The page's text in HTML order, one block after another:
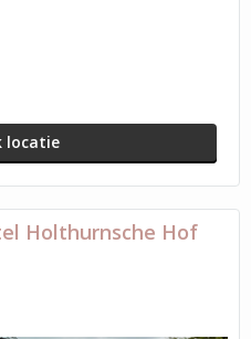
locatie
Holthurnsche Hof